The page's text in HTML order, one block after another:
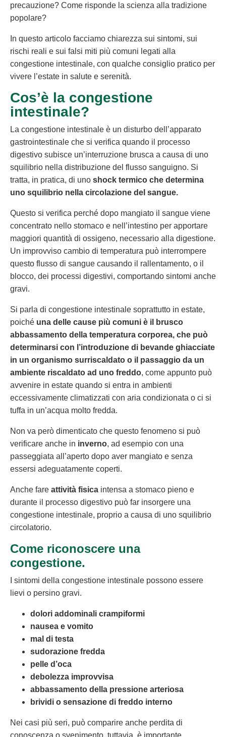
precauzione? Come risponde la scienza alla tradizione
popolare?
In questo articolo facciamo chiarezza sui sintomi, sui
rischi reali e sui falsi miti più comuni legati alla
congestione intestinale, con qualche consiglio pratico per
vivere l’estate in salute e serenità.
Cos’è la congestione
intestinale?
La congestione intestinale è un disturbo dell’apparato
gastrointestinale che si verifica quando il processo
digestivo subisce un’interruzione brusca a causa di uno
squilibrio nella distribuzione del flusso sanguigno. Si
tratta, in pratica, di uno shock termico che determina
uno squilibrio nella circolazione del sangue.
Questo si verifica perché dopo mangiato il sangue viene
concentrato nello stomaco e nell’intestino per apportare
maggiori quantità di ossigeno, necessario alla digestione.
Un improvviso cambio di temperatura può interrompere
questo flusso di sangue causando il rallentamento, o il
blocco, dei processi digestivi, comportando sintomi anche
gravi.
Si parla di congestione intestinale soprattutto in estate,
poiché una delle cause più comuni è il brusco
abbassamento della temperatura corporea, che può
determinarsi con l’introduzione di bevande ghiacciate
in un organismo surriscaldato o il passaggio da un
ambiente riscaldato ad uno freddo, come appunto può
avvenire in estate quando si entra in ambienti
eccessivamente climatizzati con aria condizionata o ci si
tuffa in un’acqua molto fredda.
Non va però dimenticato che questo fenomeno si può
verificare anche in inverno, ad esempio con una
passeggiata all’aperto dopo aver mangiato e senza
essersi adeguatamente coperti.
Anche fare attività fisica intensa a stomaco pieno e
durante il processo digestivo può far insorgere una
congestione intestinale, proprio a causa di uno squilibrio
circolatorio.
Come riconoscere una
congestione.
I sintomi della congestione intestinale possono essere
lievi o persino gravi.
dolori addominali crampiformi
nausea e vomito
mal di testa
sudorazione fredda
pelle d’oca
debolezza improvvisa
abbassamento della pressione arteriosa
brividi o sensazione di freddo interno
Nei casi più seri, può comparire anche perdita di
conoscenza o svenimento, tuttavia, è importante